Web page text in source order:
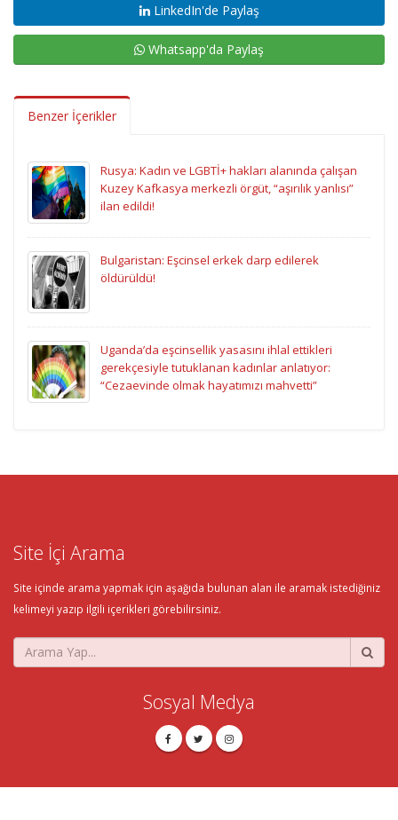
LinkedIn'de Paylaş
Whatsapp'da Paylaş
Benzer İçerikler
Rusya: Kadın ve LGBTİ+ hakları alanında çalışan
Kuzey Kafkasya merkezli örgüt, “aşırılık yanlısı”
ilan edildi!
Bulgaristan: Eşcinsel erkek darp edilerek
öldürüldü!
Uganda’da eşcinsellik yasasını ihlal ettikleri
gerekçesiyle tutuklanan kadınlar anlatıyor:
“Cezaevinde olmak hayatımızı mahvetti”
Site İçi Arama
Site içinde arama yapmak için aşağıda bulunan alan ile aramak istediğiniz
kelimeyi yazıp ilgili içerikleri görebilirsiniz.
Sosyal Medya